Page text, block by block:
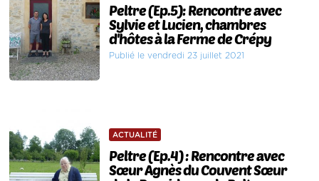
Peltre (Ep.5): Rencontre avec
Sylvie et Lucien, chambres
d'hôtes à la Ferme de Crépy
Publié le vendredi 23 juillet 2021
ACTUALITÉ
Peltre (Ep.4) : Rencontre avec
Sœur Agnès du Couvent Sœur